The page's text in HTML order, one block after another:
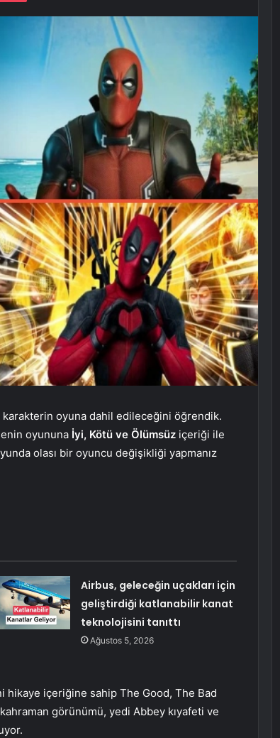
oyuna dahil edileceğini öğrendik.
oyununa İyi, Kötü ve Ölümsüz içeriği ile
olası bir oyuncu değişikliği yapmanız
Airbus, geleceğin uçakları için
geliştirdiği katlanabilir kanat
teknolojisini tanıttı
Ağustos 5, 2026
hikaye içeriğine sahip The Good, The Bad
görünümü, yedi Abbey kıyafeti ve